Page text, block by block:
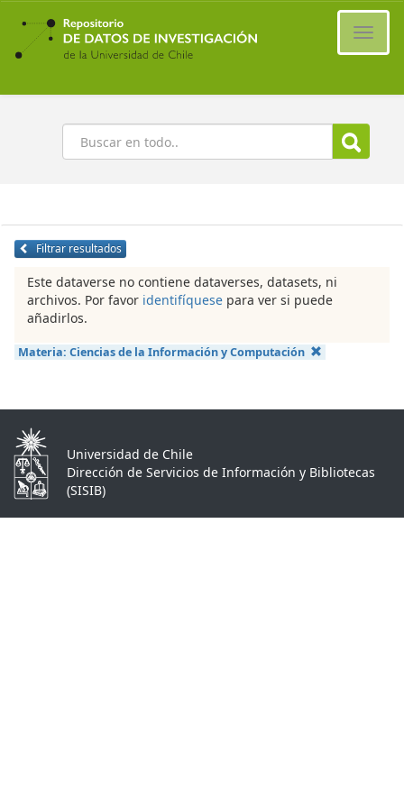
Ir
contenido
principal
Buscar
Filtrar resultados
Este dataverse no contiene dataverses, datasets, ni
archivos. Por favor identifíquese para ver si puede
añadirlos.
Materia: Ciencias de la Información y Computación
Universidad de Chile
Dirección de Servicios de Información y Bibliotecas
(SISIB)